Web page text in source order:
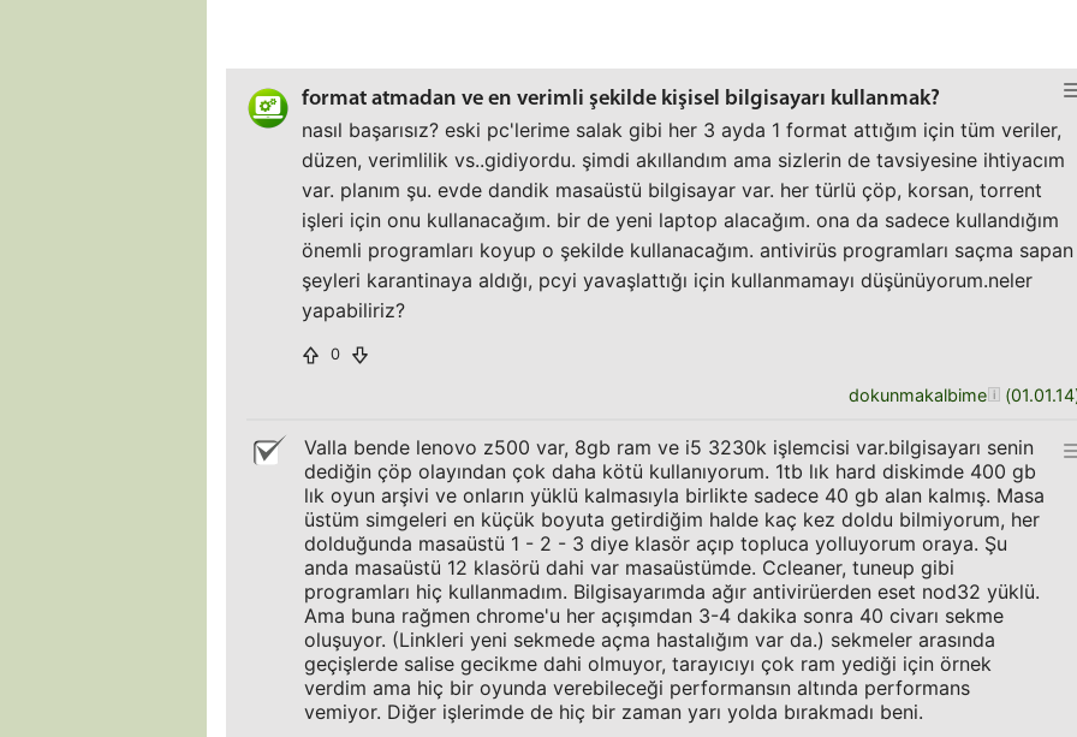
format atmadan ve en verimli şekilde kişisel bilgisayarı kullanmak?
nasıl başarısız? eski pc'lerime salak gibi her 3 ayda 1 format attığım için tüm veriler,
düzen, verimlilik vs..gidiyordu. şimdi akıllandım ama sizlerin de tavsiyesine ihtiyacım
var. planım şu. evde dandik masaüstü bilgisayar var. her türlü çöp, korsan, torrent
işleri için onu kullanacağım. bir de yeni laptop alacağım. ona da sadece kullandığım
önemli programları koyup o şekilde kullanacağım. antivirüs programları saçma sapan
şeyleri karantinaya aldığı, pcyi yavaşlattığı için kullanmamayı düşünüyorum.neler
yapabiliriz?
0
dokunmakalbime (01.01.14
Valla bende lenovo z500 var, 8gb ram ve i5 3230k işlemcisi var.bilgisayarı senin
dediğin çöp olayından çok daha kötü kullanıyorum. 1tb lık hard diskimde 400 gb
lık oyun arşivi ve onların yüklü kalmasıyla birlikte sadece 40 gb alan kalmış. Masa
üstüm simgeleri en küçük boyuta getirdiğim halde kaç kez doldu bilmiyorum, her
dolduğunda masaüstü 1 - 2 - 3 diye klasör açıp topluca yolluyorum oraya. Şu
anda masaüstü 12 klasörü dahi var masaüstümde. Ccleaner, tuneup gibi
programları hiç kullanmadım. Bilgisayarımda ağır antivirüerden eset nod32 yüklü.
Ama buna rağmen chrome'u her açışımdan 3-4 dakika sonra 40 civarı sekme
oluşuyor. (Linkleri yeni sekmede açma hastalığım var da.) sekmeler arasında
geçişlerde salise gecikme dahi olmuyor, tarayıcıyı çok ram yediği için örnek
verdim ama hiç bir oyunda verebileceği performansın altında performans
vemiyor. Diğer işlerimde de hiç bir zaman yarı yolda bırakmadı beni.